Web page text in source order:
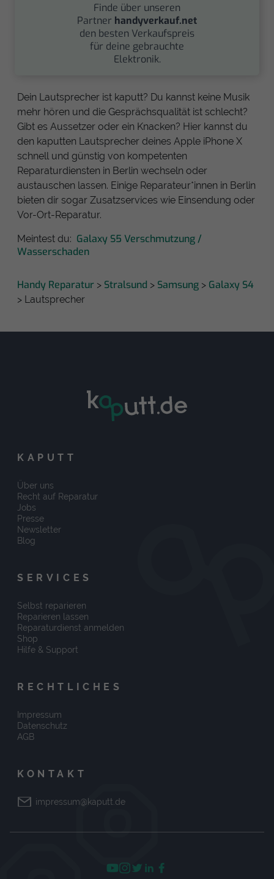
Finde über unseren
Partner handyverkauf.net
den besten Verkaufspreis
für deine gebrauchte
Elektronik.
Dein Lautsprecher ist kaputt? Du kannst keine Musik
mehr hören und die Gesprächsqualität ist schlecht?
Gibt es Aussetzer oder ein Knacken? Hier kannst du
den kaputten Lautsprecher deines Apple iPhone X
schnell und günstig von kompetenten
Reparaturdiensten in Berlin wechseln oder
austauschen lassen. Einige Reparateur*innen in Berlin
bieten dir sogar Zusatzservices wie Einsendung oder
Vor-Ort-Reparatur.
Meintest du: Galaxy S5 Verschmutzung /
Wasserschaden
Handy Reparatur > Stralsund > Samsung > Galaxy S4
> Lautsprecher
KAPUTT
Über uns
Recht auf Reparatur
Jobs
Presse
Newsletter
Blog
SERVICES
Selbst reparieren
Reparieren lassen
Reparaturdienst anmelden
Shop
Hilfe & Support
RECHTLICHES
Impressum
Datenschutz
AGB
KONTAKT
impressum@kaputt.de